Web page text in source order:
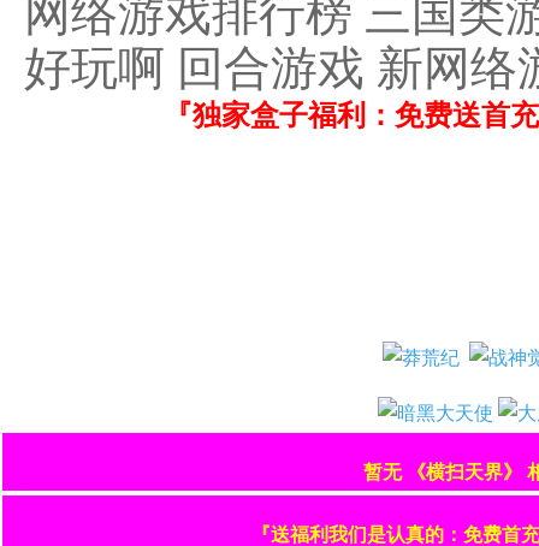
网络游戏排行榜 三国类
好玩啊 回合游戏 新网络
『独家盒子福利：免费送首
暂无 《横扫天界》
『送福利我们是认真的：免费首